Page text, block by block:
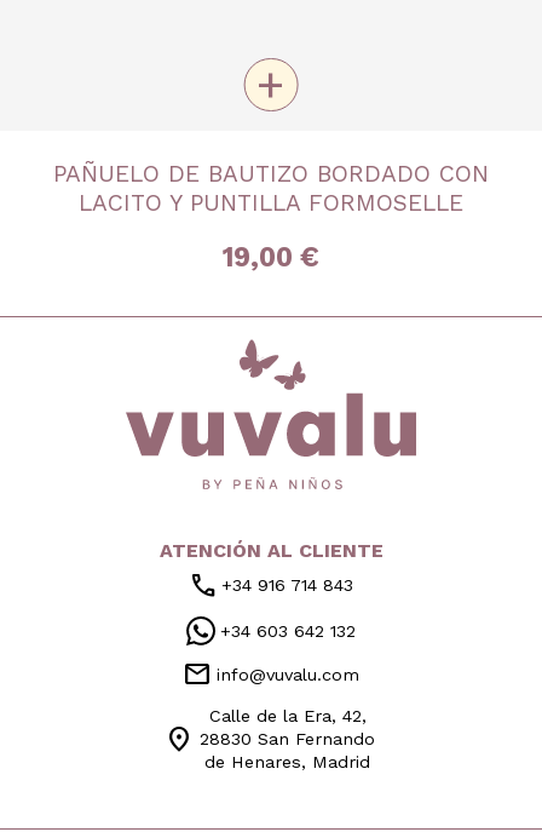
Única
+
PAÑUELO DE BAUTIZO BORDADO CON
LACITO Y PUNTILLA FORMOSELLE
19,00 €
ATENCIÓN AL CLIENTE
call +34 916 714 843
+34 603 642 132
mail info@vuvalu.com
location_on
Calle de la Era, 42,
28830 San Fernando
de Henares, Madrid